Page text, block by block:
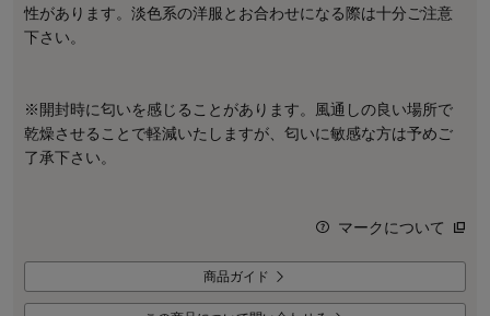
性があります。淡色系の洋服とお合わせになる際は十分ご注意
下さい。
※開封時に匂いを感じることがあります。風通しの良い場所で
乾燥させることで軽減いたしますが、匂いに敏感な方は予めご
了承下さい。
マークについて
商品ガイド